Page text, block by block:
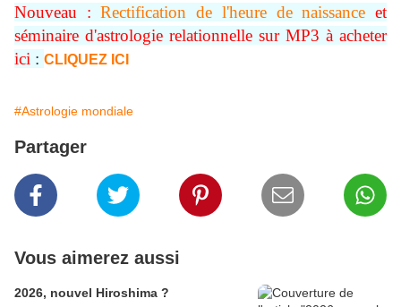
Nouveau :Rectification de l'heure de naissance et
séminaire d'astrologie relationnelle sur MP3 à acheter
ici : CLIQUEZ ICI
#Astrologie mondiale
Partager
Vous aimerez aussi
2026, nouvel Hiroshima ?